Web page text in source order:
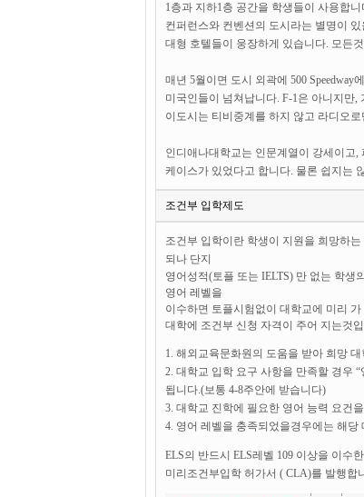
1층과 지하1층 공간을 학생들이 사용합니
컨퍼런스와 컨벤션의 도시라는 별명이
대형 호텔들이 웅장하게 있습니다. 모든
매년 5월이면 도시 외곽에 500
미국인들이 넘쳐납니다. F-1은 아니지만
이도시는 티비중계를 하지 않고 라디오
인디애나대학교는 인문계열이 강세이고
케이스가 있었다고 합니다. 물론 쉽지는
조건부 입학제도
조건부 입학이란 학생이 지원을 희망하
되나 단지
영어성적(토플 또는 IELTS) 만 없는 학
영어 레벨을
이수하면 토플시험없이 대학교에 미리
대학에 조건부 신청 자격이 주어 지는것
1. 해외교육문화원의 도움을 받아 희망
2. 대학교 입학 요구 사항을 만족할 경우
됩니다.(보통 4-8주안에 받습니다)
3. 대학교 진학에 필요한 영어 능력 요건
4. 영어 레벨을 충족되었을경우에는 해당
ELS의 반드시 ELS레벨 109 이상을 이수
미리조건부입학 허가서 ( CLA)를 발행합